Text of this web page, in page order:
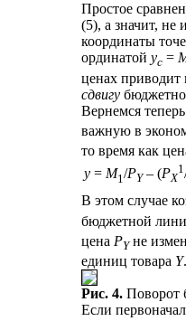
Простое
(5), а значит, не
координаты
ординатой yc =
ценах приводит
сдвигу
Вернемся
важную в
то время как
y = M1 /PY– (PX
1
В этом случае
бюджетной
цена PYне
единиц товара Y
Рис. 4. Поворот
Если